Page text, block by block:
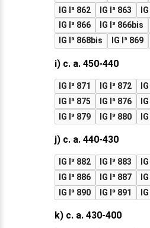
IG I³ 862
IG I³ 863
IG I³ 866
IG I³ 866bis
IG I³ 868bis
IG I³ 869
i) c. a. 450-440
IG I³ 871 IG I³ 872
IG I³ 875
IG I³ 876
IG I³ 879
IG I³ 880
j) c. a. 440-430
IG I³ 882 IG I³ 883
IG I³ 886
IG I³ 887
IG I³ 890
IG I³ 891
k) c. a. 430-400